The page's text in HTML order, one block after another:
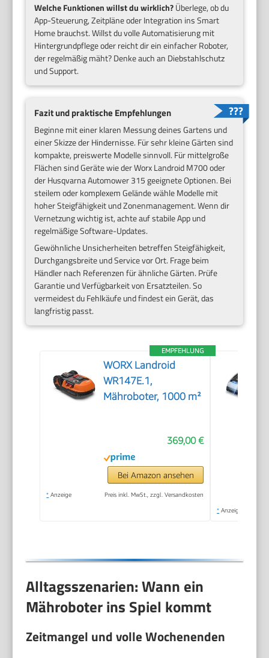
Welche Funktionen willst du wirklich?Überlege, ob du
App-Steuerung, Zeitpläne oder Integration ins Smart
Home brauchst. Willst du volle Automatisierung mit
Hintergrundpflege oder reicht dir ein einfacher Roboter,
der regelmäßig mäht? Denke auch an Diebstahlschutz
und Support.
Fazit und praktische Empfehlungen
Beginne mit einer klaren Messung deines Gartens und
einer Skizze der Hindernisse. Für sehr kleine Gärten sind
kompakte, preiswerte Modelle sinnvoll. Für mittelgroße
Flächen sind Geräte wie der Worx Landroid M700 oder
der Husqvarna Automower 315 geeignete Optionen. Bei
steilem oder komplexem Gelände wähle Modelle mit
hoher Steigfähigkeit und Zonenmanagement. Wenn dir
Vernetzung wichtig ist, achte auf stabile App und
regelmäßige Software-Updates.
Gewöhnliche Unsicherheiten betreffen Steigfähigkeit,
Durchgangsbreite und Service vor Ort. Frage beim
Händler nach Referenzen für ähnliche Gärten. Prüfe
Garantie und Verfügbarkeit von Ersatzteilen. So
vermeidest du Fehlkäufe und findest ein Gerät, das
langfristig passt.
EMPFEHLUNG
WORX Landroid
WR147E.1,
Mähroboter, 1000 m²
369,00 €
Bei Amazon ansehen
* Anzeige Preis inkl. MwSt., zzgl. Versandkosten
* Anzeige
Alltagsszenarien: Wann ein
Mähroboter ins Spiel kommt
Zeitmangel und volle Wochenenden